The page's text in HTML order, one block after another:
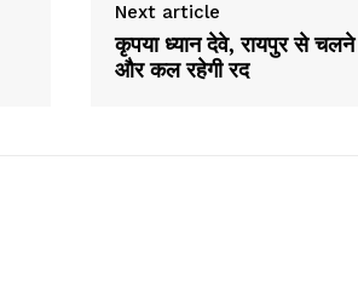
Next article
कृपया ध्यान देवे, रायपुर से
और कल रहेगी रद